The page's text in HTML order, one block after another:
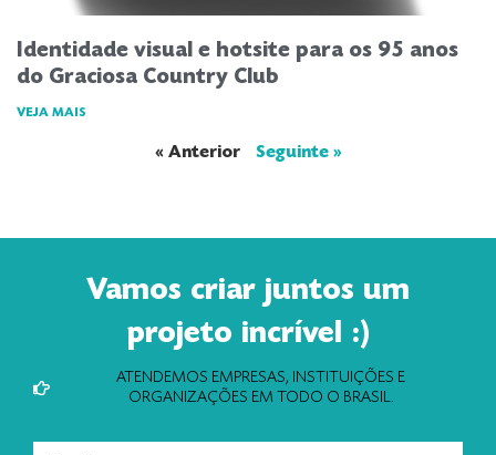
Identidade visual e hotsite para os 95 anos
do Graciosa Country Club
VEJA MAIS
« Anterior Seguinte »
Vamos criar juntos um
projeto incrível :)
ATENDEMOS EMPRESAS, INSTITUIÇÕES E
ORGANIZAÇÕES EM TODO O BRASIL.